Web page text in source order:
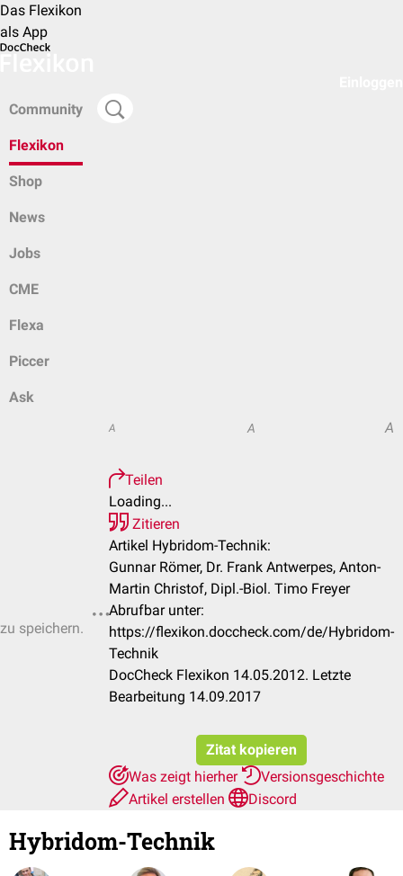
Das Flexikon
als App
Community
Flexikon
Shop
News
Jobs
CME
Flexa
Piccer
Ask
speichern.
A A A
Teilen
Loading...
Zitieren
Artikel Hybridom-Technik:
Gunnar Römer, Dr. Frank Antwerpes, Anton-
Martin Christof, Dipl.-Biol. Timo Freyer
Abrufbar unter:
https://flexikon.doccheck.com/de/Hybridom-
Technik
DocCheck Flexikon 14.05.2012. Letzte
Bearbeitung 14.09.2017
Zitat kopieren
Was zeigt hierher
Versionsgeschichte
Artikel erstellen
Discord
Hybridom-Technik